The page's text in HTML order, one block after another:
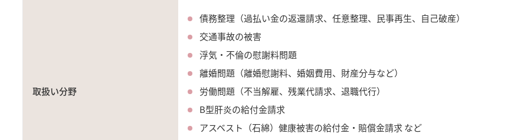
取扱い分野
債務整理（過払い金の返還請求、任意整理、民事再生、自己破産）
交通事故の被害
浮気・不倫の慰謝料問題
離婚問題（離婚慰謝料、婚姻費用、財産分与など）
労働問題（不当解雇、残業代請求、退職代行）
B型肝炎の給付金請求
アスベスト（石綿）健康被害の給付金・賠償金請求 など